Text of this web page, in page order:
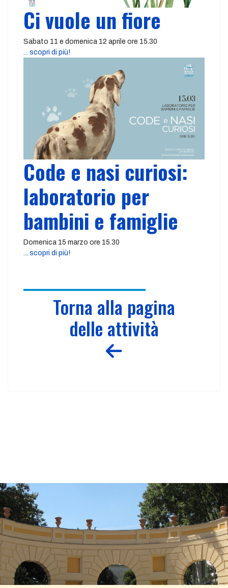
Ci vuole un fiore
Sabato 11 e domenica 12 aprile ore 15.30
... scopri di più!
Code e nasi curiosi:
laboratorio per
bambini e famiglie
Domenica 15 marzo ore 15.30
... scopri di più!
Torna alla pagina
delle attività